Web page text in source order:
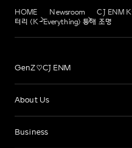
HOME Newsroom
CJ ENM
터리 <K-Everything> 통해 조명
GenZ♡CJ ENM
About Us
Business